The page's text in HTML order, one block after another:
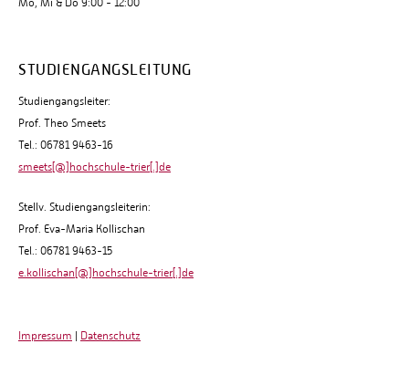
Mo, Mi & Do 9:00 - 12:00
STUDIENGANGSLEITUNG
Studiengangsleiter:
Prof. Theo Smeets
Tel.: 06781 9463-16
smeets[@]hochschule-trier[.]de
Stellv. Studiengangsleiterin:
Prof. Eva-Maria Kollischan
Tel.: 06781 9463-15
e.kollischan[@]hochschule-trier[.]de
Impressum Datenschutz